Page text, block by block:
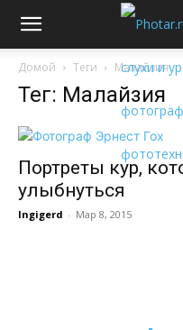
Домой Теги Малайзия
Тег: Малайзия
Портреты кур,
улыбнуться
Ingigerd - Мар 8, 2015